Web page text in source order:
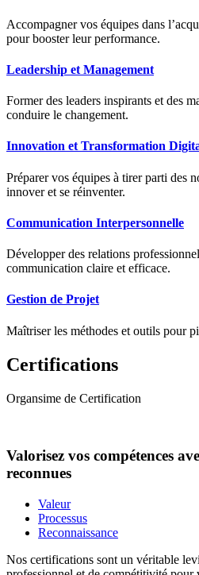
Accompagner vos équipes dans
pour booster leur performance.
Leadership et Management
Former des leaders inspirants et des
conduire le changement.
Innovation et Transformation
Préparer vos équipes à tirer parti des
innover et se réinventer.
Communication Interpersonnelle
Développer des relations
communication claire et efficace.
Gestion de Projet
Maîtriser les méthodes et outils pour
Certifications
Organsime de Certification
Valorisez vos compétences
reconnues
Valeur
Processus
Reconnaissance
Nos certifications sont un véritable